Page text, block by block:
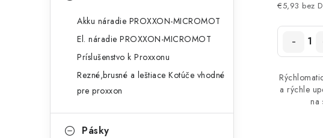
Akku náradie PROXXON-MICROMOT
El. náradie PROXXON-MICROMOT
Príslušenstvo k Proxxonu
Rezné,brusné a leštiace Kotúče vhodné
pre proxxon
Pásky
t
o
v
€5,93 bez
a rýchle
na